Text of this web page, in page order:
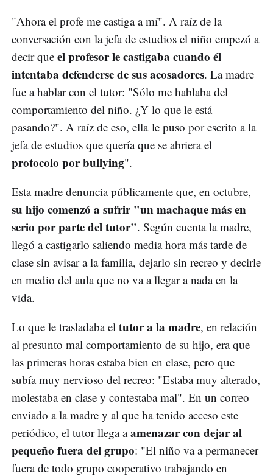
"Ahora el profe me castiga a mí". A raíz de la
conversación con la jefa de estudios el niño empezó a
decir que el profesor le castigaba cuando él
intentaba defenderse de sus acosadores. La madre
fue a hablar con el tutor: "Sólo me hablaba del
comportamiento del niño. ¿Y lo que le está
pasando?". A raíz de eso, ella le puso por escrito a la
jefa de estudios que quería que se abriera el
protocolo por bullying".
Esta madre denuncia públicamente que, en octubre,
su hijo comenzó a sufrir "un machaque más en
serio por parte del tutor". Según cuenta la madre,
llegó a castigarlo saliendo media hora más tarde de
clase sin avisar a la familia, dejarlo sin recreo y decirle
en medio del aula que no va a llegar a nada en la
vida.
Lo que le trasladaba el tutor a la madre, en relación
al presunto mal comportamiento de su hijo, era que
las primeras horas estaba bien en clase, pero que
subía muy nervioso del recreo: "Estaba muy alterado,
molestaba en clase y contestaba mal". En un correo
enviado a la madre y al que ha tenido acceso este
periódico, el tutor llega aamenazar con dejar al
pequeño fuera del grupo: "El niño va a permanecer
fuera de todo grupo cooperativo trabajando en